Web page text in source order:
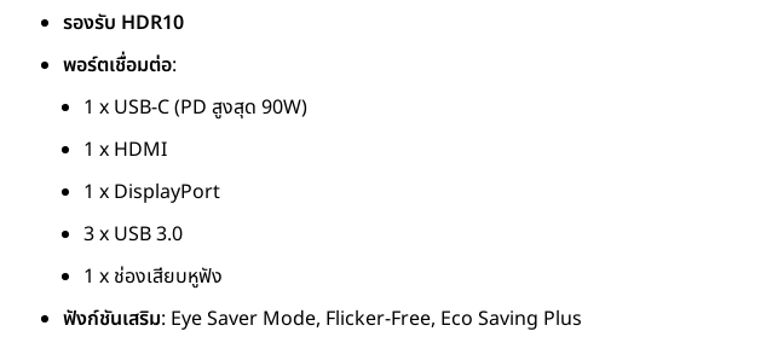
รองรับ HDR10
พอร์ตเชื่อมต่อ:
1 x USB-C (PD สูงสุด 90W)
1 x HDMI
1 x DisplayPort
3 x USB 3.0
1 x ช่องเสียบหูฟัง
ฟังก์ชันเสริม: Eye Saver Mode, Flicker-Free, Eco Saving Plus